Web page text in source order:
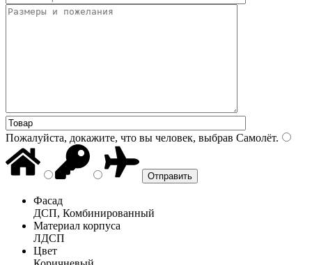
Пожалуйста, докажите, что вы человек, выбрав Самолёт.
Фасад
ДСП, Комбинированный
Материал корпуса
ЛДСП
Цвет